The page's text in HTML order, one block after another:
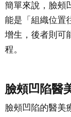
簡單來說，臉頰
能是「組織位置
增生，後者則可
程。
臉頰凹陷醫
臉頰凹陷的醫美